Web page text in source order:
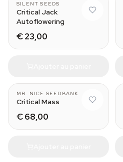
SILENT SEEDS
Critical Jack
Autoflowering
€ 23,00
MR. NICE SEEDBANK
Critical Mass
€ 68,00